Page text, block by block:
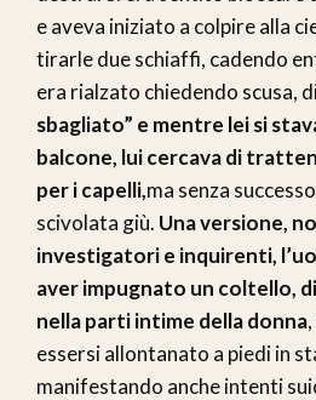
e aveva iniziato a colpire alla
tirarle due schiaffi, cadendo
era rialzato chiedendo scusa,
sbagliato” e mentre lei si
balcone, lui cercava di
per i capelli,ma senza
scivolata giù. Una versione,
investigatori e inquirenti,
aver impugnato un coltello,
nella parti intime della donna
essersi allontanato a piedi in
manifestando anche intenti